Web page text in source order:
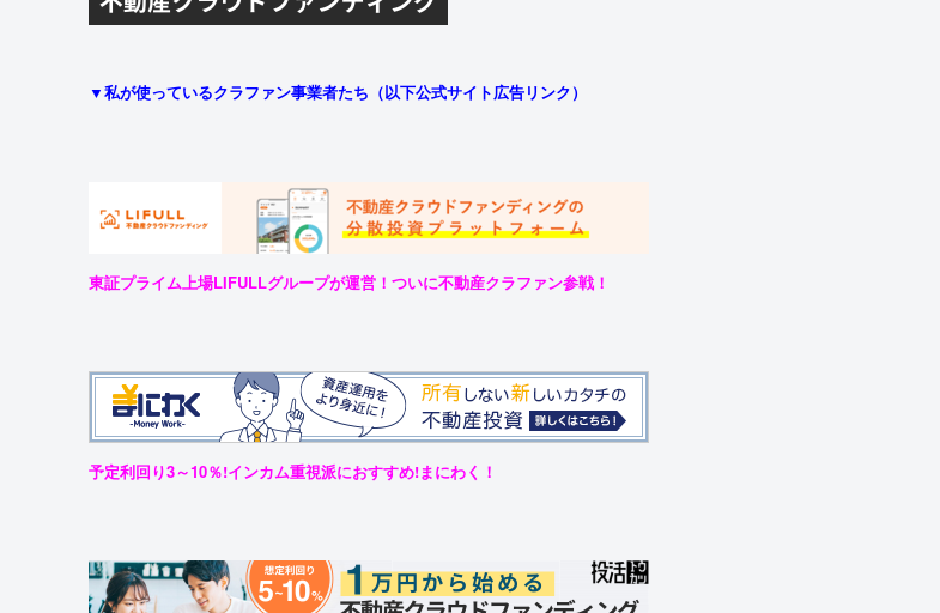
▼私が使っているクラファン事業者たち（以下公式サイト広告リンク）
東証プライム上場LIFULLグループが運営！ついに不動産クラファン参戦！
予定利回り3～10％!インカム重視派におすすめ!まにわく！